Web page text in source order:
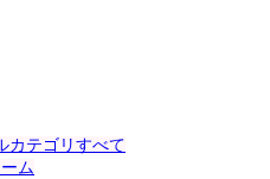
カテゴリすべて
ム